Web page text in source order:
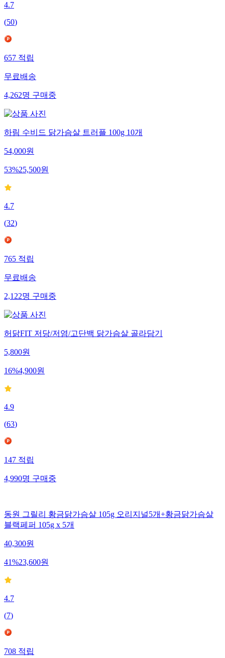
4.7
(50)
657적립
무료배송
4,262명구매중
하림 수비드 닭가슴살 트러플 100g 10개
54,000원
53%25,500원
4.7
(32)
765적립
무료배송
2,122명구매중
허닭FIT 저당/저염/고단백 닭가슴살 골라담기
5,800원
16%4,900원
4.9
(63)
147적립
4,990명구매중
동원 그릴리 황금닭가슴살 105g 오리지널5개+황금닭가슴살
블랙페퍼 105g x 5개
40,300원
41%23,600원
4.7
(7)
708적립